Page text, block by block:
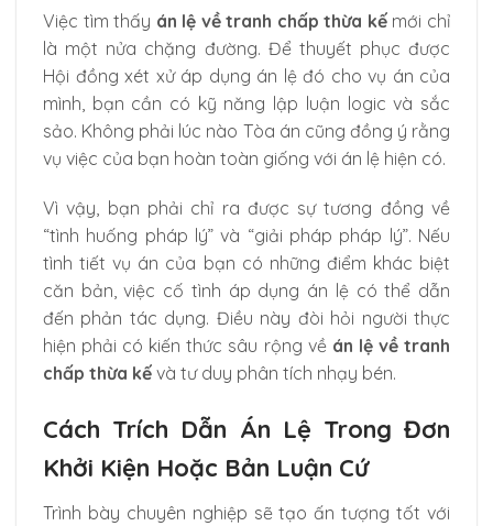
Việc tìm thấy án lệ về tranh chấp thừa kếmới chỉ
là một nửa chặng đường. Để thuyết phục được
Hội đồng xét xử áp dụng án lệ đó cho vụ án của
mình, bạn cần có kỹ năng lập luận logic và sắc
sảo. Không phải lúc nào Tòa án cũng đồng ý rằng
vụ việc của bạn hoàn toàn giống với án lệ hiện có.
Vì vậy, bạn phải chỉ ra được sự tương đồng về
“tình huống pháp lý” và “giải pháp pháp lý”. Nếu
tình tiết vụ án của bạn có những điểm khác biệt
căn bản, việc cố tình áp dụng án lệ có thể dẫn
đến phản tác dụng. Điều này đòi hỏi người thực
hiện phải có kiến thức sâu rộng về án lệ về tranh
chấp thừa kế và tư duy phân tích nhạy bén.
Cách Trích Dẫn Án Lệ Trong Đơn
Khởi Kiện Hoặc Bản Luận Cứ
Trình bày chuyên nghiệp sẽ tạo ấn tượng tốt với